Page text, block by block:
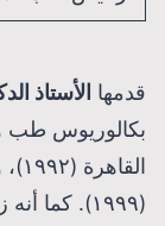
قدمها الأستاذ
بكالوريوس طب
(١٩٩٩). كما